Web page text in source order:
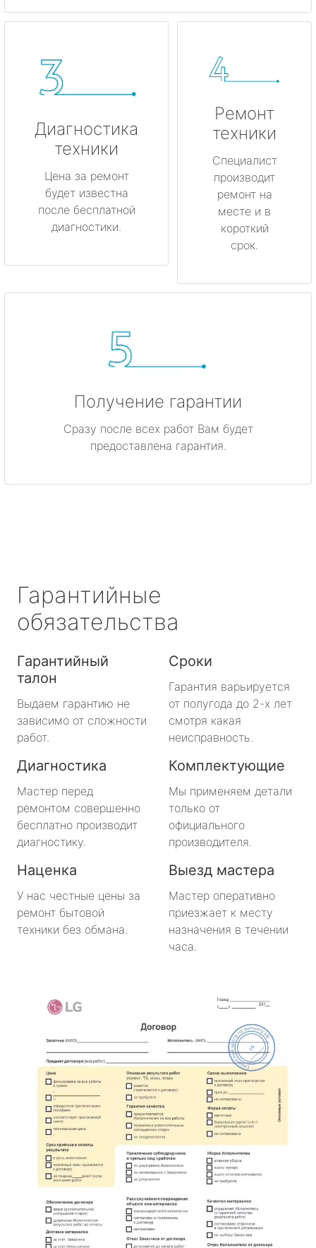
Диагностика
техники
Цена за ремонт
будет известна
после бесплатной
диагностики.
Ремонт
техники
Специалист
производит
ремонт на
месте и в
короткий
срок.
Получение гарантии
Сразу после всех работ Вам будет
предоставлена гарантия.
Гарантийные
обязательства
Гарантийный
талон
Выдаем гарантию не
зависимо от сложности
работ.
Сроки
Гарантия варьируется
от полугода до 2-х лет
смотря какая
неисправность.
Диагностика
Мастер перед
ремонтом совершенно
бесплатно производит
диагностику.
Комплектующие
Мы применяем детали
только от
официального
производителя.
Наценка
У нас честные цены за
ремонт бытовой
техники без обмана.
Выезд мастера
Мастер оперативно
приезжает к месту
назначения в течении
часа.